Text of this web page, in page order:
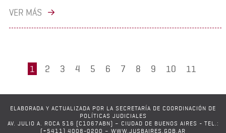
VER MÁS
1 2 3 4 5 6 7 8 9 10 11
ELABORADA Y ACTUALIZADA POR LA SECRETARÍA DE COORDINACIÓN DE
POLÍTICAS JUDICIALES
AV. JULIO A. ROCA 516 (C1067ABN) – CIUDAD DE BUENOS AIRES - TEL.:
(+5411) 4008-0200 – WWW.JUSBAIRES.GOB.AR